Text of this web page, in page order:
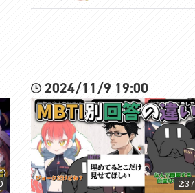
2024/11/9 19:00
2:37